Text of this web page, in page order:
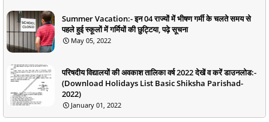
Summer Vacation:- इन 04 राज्यों में भीषण गर्मी के चलते समय से
पहले हुई स्कूलों में गर्मियों की छुट्टिया, पढ़े सूचना
May 05, 2022
परिषदीय विद्यालयों की अवकाश तालिका वर्ष 2022 देखें व करें डाउनलोड:-
(Download Holidays List Basic Shiksha Parishad-
2022)
January 01, 2022